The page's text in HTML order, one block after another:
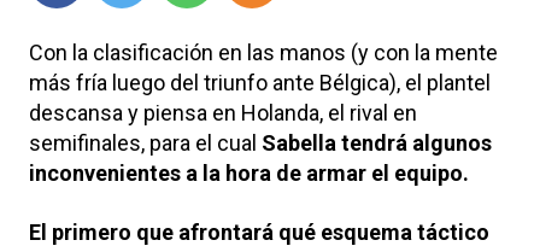
Con la clasificación en las manos (y con la mente
más fría luego del triunfo ante Bélgica), el plantel
descansa y piensa en Holanda, el rival en
semifinales, para el cual Sabella tendrá algunos
inconvenientes a la hora de armar el equipo.
El primero que afrontará qué esquema táctico